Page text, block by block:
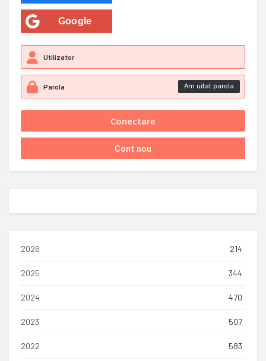
Google
Am uitat parola
2026 214
2025 344
2024 470
2023 507
2022 583